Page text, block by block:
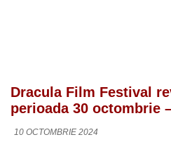
Dracula Film Festival
perioada 30 octombrie
10 OCTOMBRIE 2024